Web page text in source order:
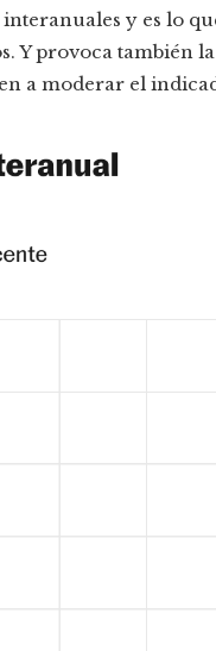
y es lo
Y provoca también
a moderar el